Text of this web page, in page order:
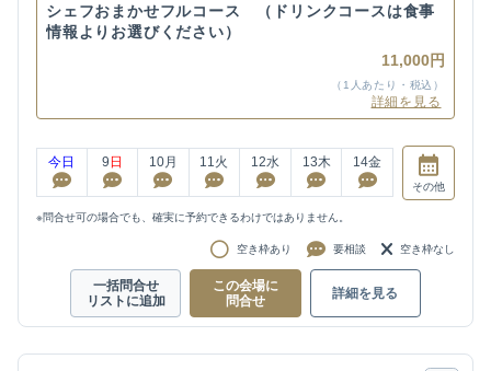
シェフおまかせフルコース （ドリンクコースは食事
情報よりお選びください）
11,000円
（1人あたり・税込）
詳細を見る
今日 9 日 10月 11火 12水 13木 14金
その他
※問合せ可の場合でも、確実に予約できるわけではありません。
空き枠あり 要相談 空き枠なし
一括問合せ
リストに追加
この会場に
問合せ
詳細を見る